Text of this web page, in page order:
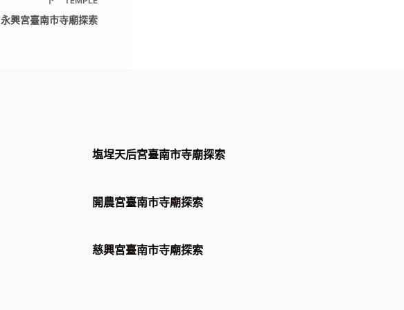
永興宮臺南市寺廟探索
塩埕天后宮臺南市寺廟探索
開農宮臺南市寺廟探索
慈興宮臺南市寺廟探索